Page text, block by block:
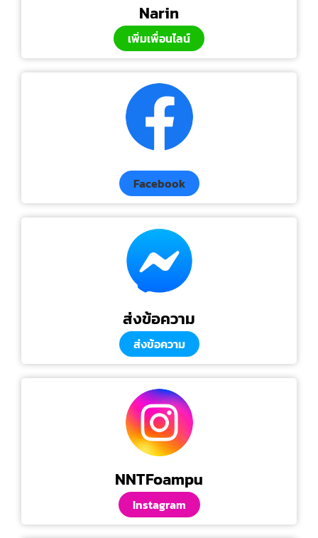
Narin
เพิ่มเพื่อนไลน์
Facebook
ส่งข้อความ
ส่งข้อความ
NNTFoampu
Instagram